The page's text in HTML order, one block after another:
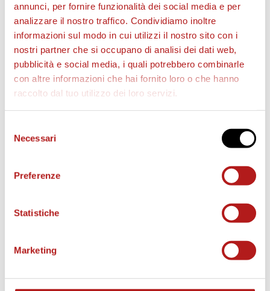
annunci, per fornire funzionalità dei social media e per
analizzare il nostro traffico. Condividiamo inoltre
informazioni sul modo in cui utilizzi il nostro sito con i
nostri partner che si occupano di analisi dei dati web,
pubblicità e social media, i quali potrebbero combinarle
con altre informazioni che hai fornito loro o che hanno
raccolto dal tuo utilizzo dei loro servizi.
delNecessari
Preferenze
Statistiche
Marketing
AS CITTADELLA STORE